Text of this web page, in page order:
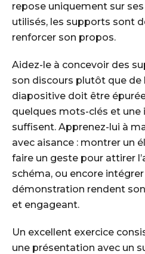
repose uniquement sur
utilisés, les supports sont
renforcer son propos.
Aidez-le à concevoir des
son discours plutôt que de
diapositive doit être
quelques mots-clés et
suffisent. Apprenez-lui à
avec aisance : montrer un
faire un geste pour attirer
schéma, ou encore
démonstration rendent
et engageant.
Un excellent exercice
une présentation avec un